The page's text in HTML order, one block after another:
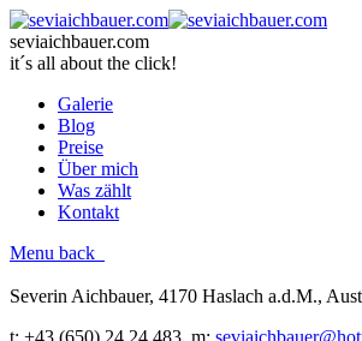
seviaichbauer.com
it´s all about the click!
Galerie
Blog
Preise
Über mich
Was zählt
Kontakt
Menu back
Severin Aichbauer, 4170 Haslach a.d.M.,
t: +43 (650) 24 24 483, m: